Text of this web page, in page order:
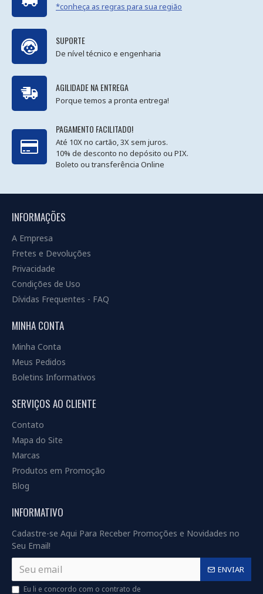
*conheça as regras para sua região
SUPORTE
De nível técnico e engenharia
AGILIDADE NA ENTREGA
Porque temos a pronta entrega!
PAGAMENTO FACILITADO!
Até 10X no cartão, 3X sem juros.
10% de desconto no depósito ou PIX.
Boleto ou transferência Online
INFORMAÇÕES
A Empresa
Fretes e Devoluções
Privacidade
Condições de Uso
Dívidas Frequentes - FAQ
MINHA CONTA
Minha Conta
Meus Pedidos
Boletins Informativos
SERVIÇOS AO CLIENTE
Contato
Mapa do Site
Marcas
Produtos em Promoção
Blog
INFORMATIVO
Cadastre-se Aqui Para Receber Promoções e Novidades no
Seu Email!
ENVIAR
Eu li e concordo com o contrato de